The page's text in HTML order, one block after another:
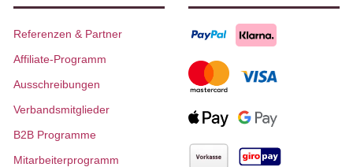
Referenzen & Partner
Affiliate-Programm
Ausschreibungen
Verbandsmitglieder
B2B Programme
Mitarbeiterprogramm